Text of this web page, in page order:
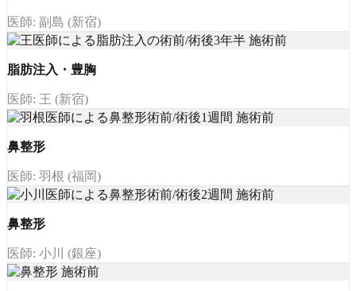
医師: 副島 (新宿)
脂肪注入・豊胸
医師: 王 (新宿)
鼻整形
医師: 羽根 (福岡)
鼻整形
医師: 小川 (銀座)